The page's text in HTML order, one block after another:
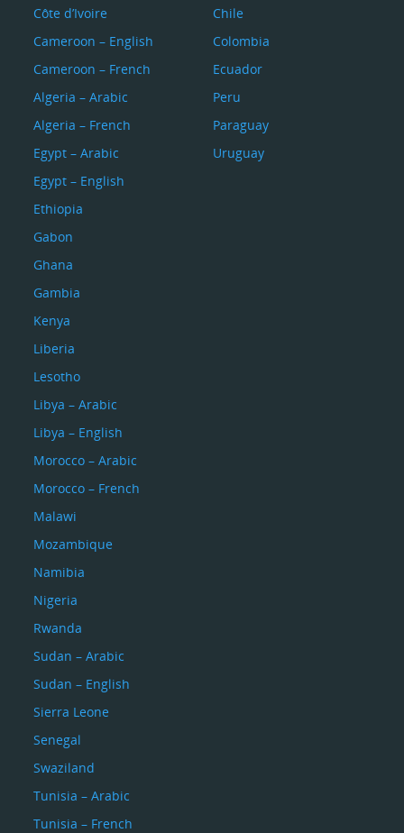
Côte d’Ivoire
Cameroon – English
Cameroon – French
Algeria – Arabic
Algeria – French
Egypt – Arabic
Egypt – English
Ethiopia
Gabon
Ghana
Gambia
Kenya
Liberia
Lesotho
Libya – Arabic
Libya – English
Morocco – Arabic
Morocco – French
Malawi
Mozambique
Namibia
Nigeria
Rwanda
Sudan – Arabic
Sudan – English
Sierra Leone
Senegal
Swaziland
Tunisia – Arabic
Tunisia – French
Chile
Colombia
Ecuador
Peru
Paraguay
Uruguay